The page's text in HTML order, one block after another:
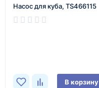
Насос для куба, TS466115
В корзину